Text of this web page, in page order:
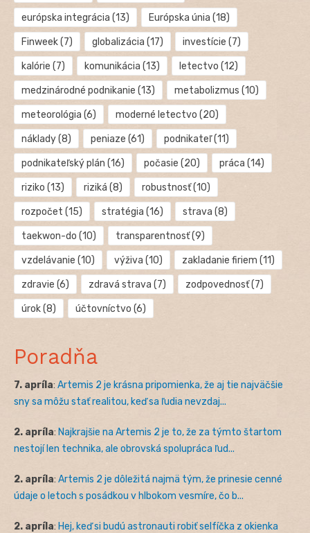
európska integrácia (13) Európska únia (18)
Finweek(7) globalizácia (17) investície (7)
kalórie (7) komunikácia (13) letectvo (12)
medzinárodné podnikanie (13) metabolizmus (10)
meteorológia (6) moderné letectvo (20)
náklady(8) peniaze (61) podnikateľ(11)
podnikateľský plán (16) počasie (20) práca (14)
riziko (13) riziká (8) robustnosť(10)
rozpočet (15) stratégia (16) strava (8)
taekwon-do (10) transparentnosť(9)
vzdelávanie (10) výživa (10) zakladanie firiem (11)
zdravie (6) zdravá strava (7) zodpovednosť(7)
úrok(8) účtovníctvo (6)
Poradňa
7. apríla: Artemis 2 je krásna pripomienka, že aj tie najväčšie
sny sa môžu stať realitou, keď sa ľudia nevzdaj...
2. apríla: Najkrajšie na Artemis 2 je to, že za týmto štartom
nestojí len technika, ale obrovská spolupráca ľud...
2. apríla: Artemis 2 je dôležitá najmä tým, že prinesie cenné
údaje o letoch s posádkou v hlbokom vesmíre, čo b...
2. apríla: Hej, keď si budú astronauti robiť selfíčka z okienka